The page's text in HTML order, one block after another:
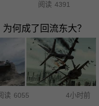
阅读 4391
何成了回流东大？
读 6055 4小时前